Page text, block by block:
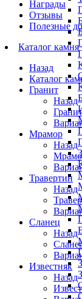
Награды
Отзывы
Полезные
Каталог камня
Назад
Каталог
Гранит
Назад
Гранит
Мрамор
Назад
Травертин
Назад
Сланец
Назад
Известняк
Назад